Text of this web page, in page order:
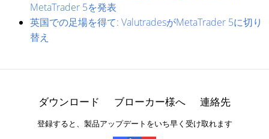
MetaTrader 5を発表
英国での足場を得て: ValutradesがMetaTrader 5に切り
替え
ダウンロード ブローカー様へ 連絡先
登録すると、製品アップデートをいち早く受け取れます